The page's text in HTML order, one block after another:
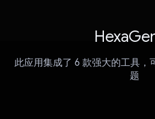
此应用集成了 6 款强大的工具，
题